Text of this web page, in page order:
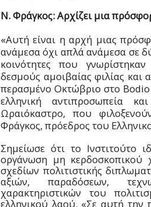
Ν. Φράγκος: Αρχίζει μια
«Αυτή είναι η αρχή μιας
ανάμεσα όχι απλά ανάμεσα σε
κοινότητες που
δεσμούς αμοιβαίας φιλίας και
περασμένο Οκτώβριο στο Bodio
ελληνική αντιπροσωπεία
Ωραιόκαστρο, που
Φράγκος, πρόεδρος του
Σημείωσε ότι το Ινστιτούτο
οργάνωση μη
σχεδίων πολιτιστικής
αξιών, παραδόσεων,
χαρακτηριστικών του
ελληνικού λαού. «Σε αυτή την